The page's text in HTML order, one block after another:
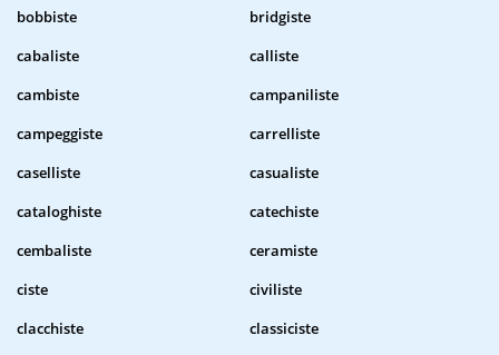
bobbiste
bridgiste
cabaliste
calliste
cambiste
campaniliste
campeggiste
carrelliste
caselliste
casualiste
cataloghiste
catechiste
cembaliste
ceramiste
ciste
civiliste
clacchiste
classiciste